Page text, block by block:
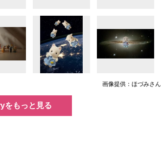
画像提供：ほづみさん
をもっと見る